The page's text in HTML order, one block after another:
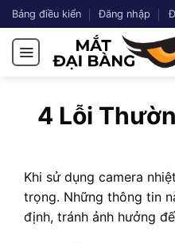
Chuyển
đến
dung
Bảng điều kiển Đăng nhập
4 Lỗi
Khi sử dụng camera
trọng. Những thông tin
định, tránh ảnh hưởng